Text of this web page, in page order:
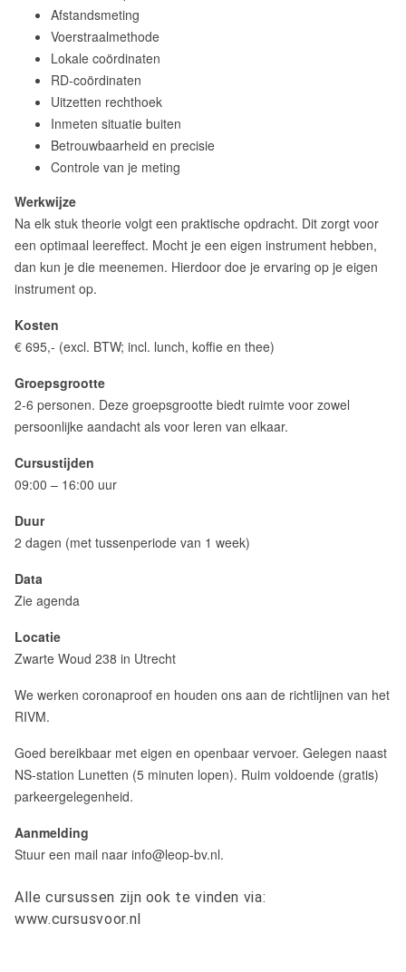
Afstandsmeting
Voerstraalmethode
Lokale coördinaten
RD-coördinaten
Uitzetten rechthoek
Inmeten situatie buiten
Betrouwbaarheid en precisie
Controle van je meting
Werkwijze
Na elk stuk theorie volgt een praktische opdracht. Dit zorgt voor
een optimaal leereffect. Mocht je een eigen instrument hebben,
dan kun je die meenemen. Hierdoor doe je ervaring op je eigen
instrument op.
Kosten
€ 695,- (excl. BTW; incl. lunch, koffie en thee)
Groepsgrootte
2-6 personen. Deze groepsgrootte biedt ruimte voor zowel
persoonlijke aandacht als voor leren van elkaar.
Cursustijden
09:00 – 16:00 uur
Duur
2 dagen (met tussenperiode van 1 week)
Data
Zie agenda
Locatie
Zwarte Woud 238 in Utrecht
We werken coronaproof en houden ons aan de richtlijnen van het
RIVM.
Goed bereikbaar met eigen en openbaar vervoer. Gelegen naast
NS-station Lunetten (5 minuten lopen). Ruim voldoende (gratis)
parkeergelegenheid.
Aanmelding
Stuur een mail naar info@leop-bv.nl.
Alle cursussen zijn ook te vinden via:
www.cursusvoor.nl